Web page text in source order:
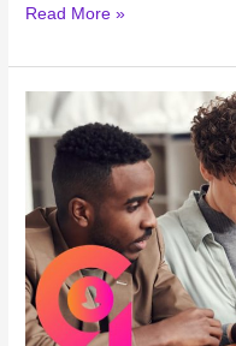
Read More »
AMBIENTE
ORGANIZACIONAL.
A
IMPORTANCIA
DO
AMBIENTE
NO
DESEMPENHO
DAS
PESSOAS